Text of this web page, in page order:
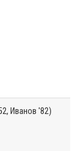
Иванов '82)